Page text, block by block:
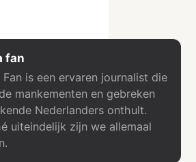
fan
is een ervaren journalist die
mankementen en gebreken
Nederlanders onthult.
uiteindelijk zijn we allemaal